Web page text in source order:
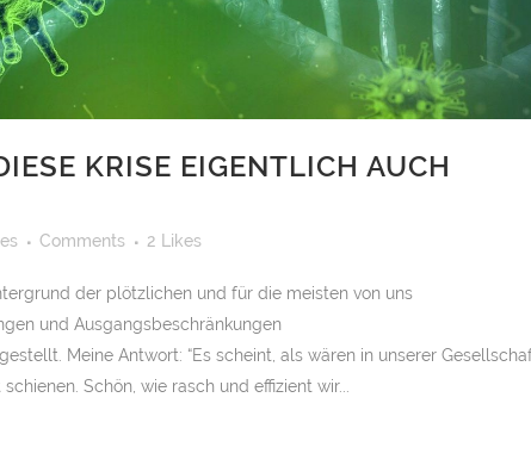
KRISE EIGENTLICH AUCH
Comments 2 Likes
der plötzlichen und für die meisten von uns
und Ausgangsbeschränkungen
Meine Antwort: “Es scheint, als wären in unserer
Schön, wie rasch und effizient wir...